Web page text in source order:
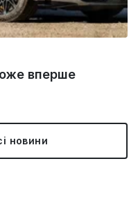
вперше
новини